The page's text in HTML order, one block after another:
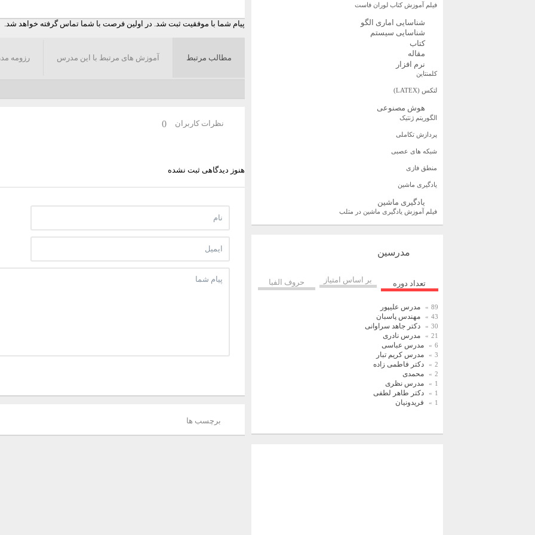
پیام شما با موفقیت ثبت شد. در اولین فرصت با شما تماس گرفته خواهد شد.
مطالب مرتبط آموزش های مرتبط با این مدرس رزومه
نظرات کاربران 0
هنوز دیدگاهی ثبت نشده
برچسب ها
فیلم آموزش کتاب لوران فاست
شناسایی اماری الگو
شناسایی سیستم
کتاب
مقاله
نرم افزار
کلمنتاین
لتکس (LATEX)
هوش مصنوعی
الگوریتم ژنتیک
پردازش تکاملی
شبکه های عصبی
منطق فازی
یادگیری ماشین
یادگیری ماشین
فیلم آموزش یادگیری ماشین در متلب
مدرسین
تعداد دوره بر اساس امتیاز حروف الفبا
89 مدرس علیپور
43 مهندس پاسبان
30 دکتر جاهد سراوانی
21 مدرس نادری
6 مدرس عباسی
3 مدرس کریم تبار
2 دکتر فاطمی زاده
2 محمدی
1 مدرس نظری
1 دکتر طاهر لطفی
1 فریدونیان